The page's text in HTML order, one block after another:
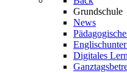
Grundschule
News
Digitales